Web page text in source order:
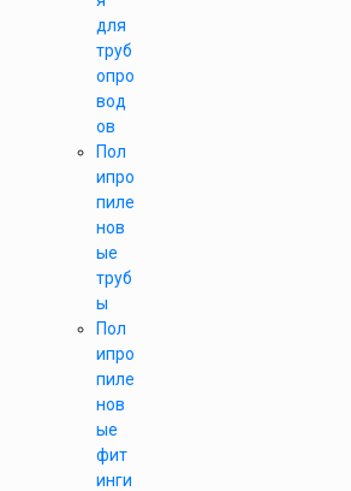
для
труб
опро
вод
ов
Пол
ипро
пиле
нов
ые
труб
ы
Пол
ипро
пиле
нов
ые
фит
инги